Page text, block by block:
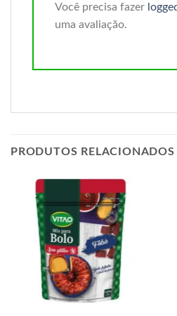
Você precisa fazer
uma avaliação.
PRODUTOS RELACIONADOS